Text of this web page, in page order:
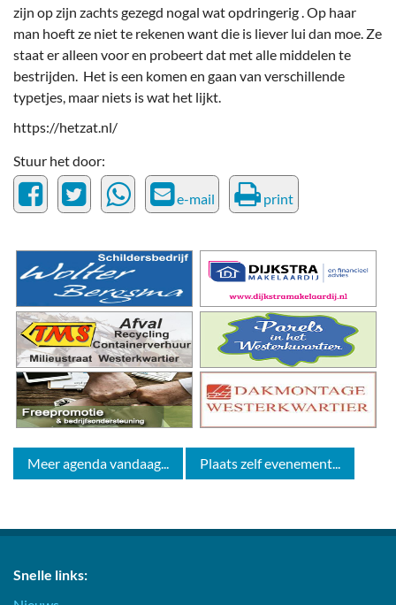
zijn op zijn zachts gezegd nogal wat opdringerig . Op haar
man hoeft ze niet te rekenen want die is liever lui dan moe. Ze
staat er alleen voor en probeert dat met alle middelen te
bestrijden. Het is een komen en gaan van verschillende
typetjes, maar niets is wat het lijkt.
https://hetzat.nl/
Stuur het door:
e-mail print
Meer agenda vandaag... Plaats zelf evenement...
Snelle links: